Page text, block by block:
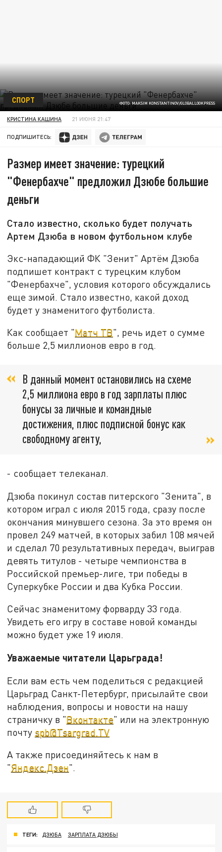
ФОТО: MAKSIM KONSTANTINOV/GLOBALLOOKPRESS
СПОРТ
КРИСТИНА КАШИНА 21 ИЮНЯ 21:47
ПОДПИШИТЕСЬ:
Размер имеет значение: турецкий
"Фенербахче" предложил Дзюбе большие
деньги
Стало известно, сколько будет получать
Артем Дзюба в новом футбольном клубе
Экс-нападающий ФК "Зенит" Артём Дзюба
подпишет контракт с турецким клубом
"Фенербахче", условия которого обсуждались
еще зимой. Стало известно, какой доход
будет у знаменитого футболиста.
Как сообщает "Матч ТВ", речь идет о сумме
больше 2,5 миллионов евро в год.
В данный момент остановились на схеме
2,5 миллиона евро в год зарплаты плюс
бонусы за личные и командные
достижения, плюс подписной бонус как
свободному агенту,
- сообщает телеканал.
Дзюба покинул состав питерского "Зенита", в
котором играл с июля 2015 года, сразу после
окончания минувшего сезона. За это время он
провел 249 матчей, в которых забил 108 мячей
и сделал 70 результативных передач, выиграв
девять титулов - четыре чемпионства в
Российской премьер-лиге, три победы в
Суперкубке России и два Кубка России.
Сейчас знаменитому форварду 33 года.
Увидеть его игру в составе новой команды
можно будет уже 19 июля.
Уважаемые читатели Царьграда!
Если вам есть чем поделиться с редакцией
Царьград Санкт-Петербург, присылайте свои
наблюдения, вопросы и новости на нашу
страничку в "Вконтакте" или на электронную
почту spb@Tsargrad.TV
А также присоединяйтесь к нам в
"Яндекс.Дзен".
ТЕГИ: ДЗЮБА ЗАРПЛАТА ДЗЮБЫ